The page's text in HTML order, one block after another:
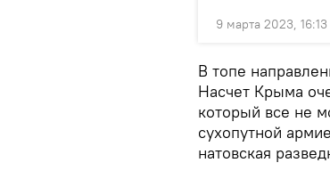
9 марта 2023, 16:13
В топе
Насчет Крыма
который все не
сухопутной
натовская